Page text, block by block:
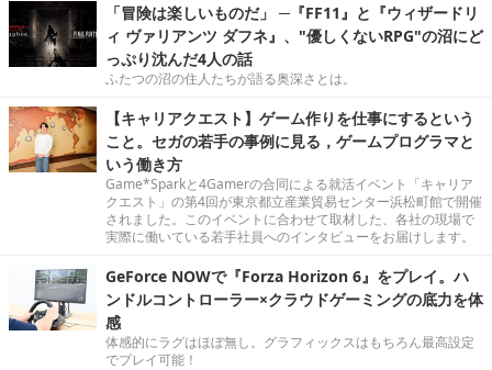
「冒険は楽しいものだ」 ─『FF11』と『ウィザードリ
ィ ヴァリアンツ ダフネ』、"優しくないRPG"の沼にど
っぷり沈んだ4人の話
ふたつの沼の住人たちが語る奥深さとは。
【キャリアクエスト】ゲーム作りを仕事にするという
こと。セガの若手の事例に見る，ゲームプログラマと
いう働き方
Game*Sparkと4Gamerの合同による就活イベント「キャリア
クエスト」の第4回が東京都立産業貿易センター浜松町館で開催
されました。このイベントに合わせて取材した、各社の現場で
実際に働いている若手社員へのインタビューをお届けします。
GeForce NOWで『Forza Horizon 6』をプレイ。ハ
ンドルコントローラー×クラウドゲーミングの底力を体
感
体感的にラグはほぼ無し。グラフィックスはもちろん最高設定
でプレイ可能！